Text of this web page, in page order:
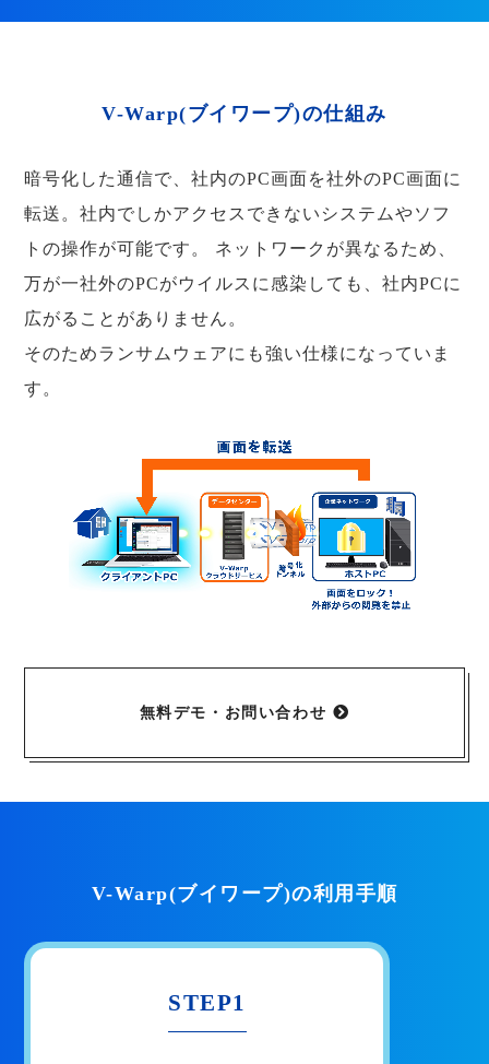
V-Warp(ブイワープ)の仕組み
暗号化した通信で、社内のPC画面を社外のPC画面に
転送。社内でしかアクセスできないシステムやソフ
トの操作が可能です。
ネットワークが異なるため、
万が一社外のPCがウイルスに感染しても、社内PCに
広がることがありません。
そのためランサムウェアにも強い仕様になっていま
す。
無料デモ・お問い合わせ
V-Warp(ブイワープ)の利用手順
STEP1